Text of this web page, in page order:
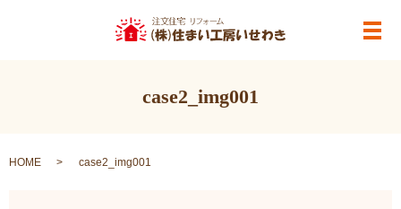
メ
case2_img001
HOME case2_img001